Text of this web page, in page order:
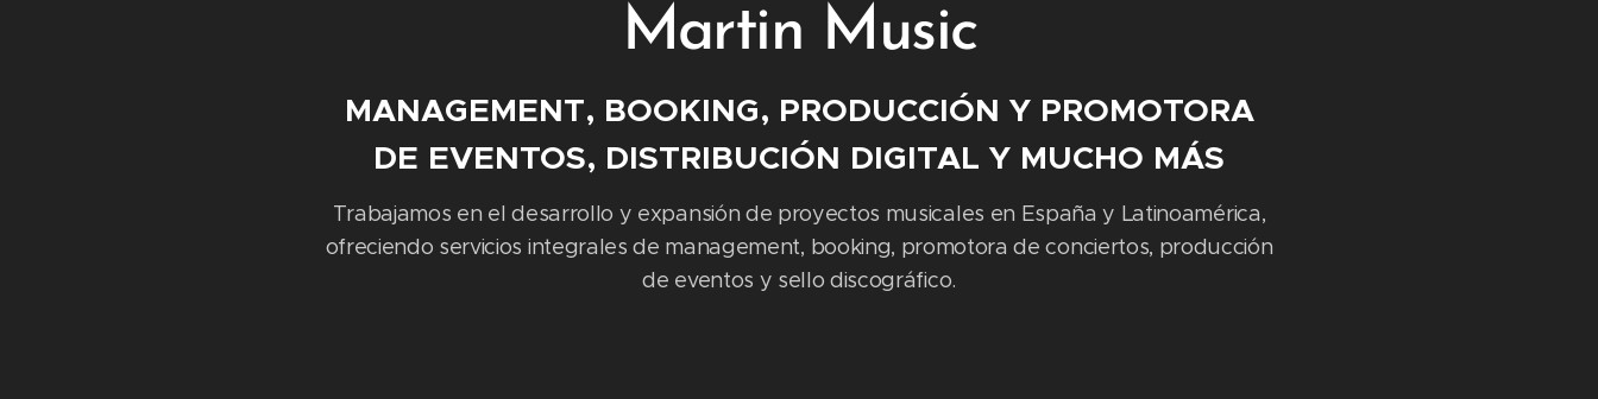
Martin Music
MANAGEMENT, BOOKING, PRODUCCIÓN Y PROMOTORA
DE EVENTOS, DISTRIBUCIÓN DIGITAL Y MUCHO MÁS
Trabajamos en el desarrollo y expansión de proyectos musicales en España y Latinoamérica,
ofreciendo servicios integrales de management, booking, promotora de conciertos, producción
de eventos y sello discográfico.